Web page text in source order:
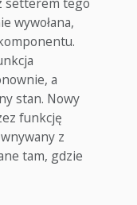
setterem tego
wywołana,
a
stan. Nowy
funkcję
z
tam, gdzie